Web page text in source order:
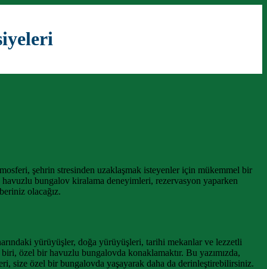
şehrin stresinden uzaklaşmak isteyenler için mükemmel bir
bungalov kiralama deneyimleri, rezervasyon yaparken
olacağız.
yürüyüşler, doğa yürüyüşleri, tarihi mekanlar ve lezzetli
özel bir havuzlu bungalovda konaklamaktır. Bu yazımızda,
size özel bir bungalovda yaşayarak daha da derinleştirebilirsiniz.